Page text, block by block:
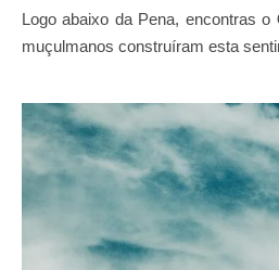
Logo abaixo da Pena, encontras o
muçulmanos construíram esta